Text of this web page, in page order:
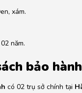
xám.
02 năm.
bảo
có 02 trụ sở chính tại